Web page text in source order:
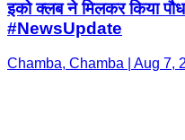
इको क्लब ने मिलकर किया
#NewsUpdate
Chamba, Chamba | Aug 7,